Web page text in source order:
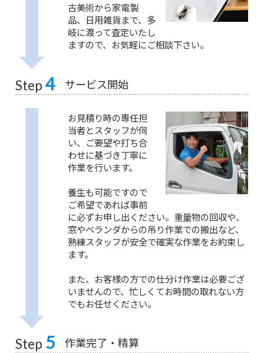
古美術から家電製
品、日用雑貨まで、多
岐に渡って査定いたし
ますので、お気軽にご相談下さい。
Step 4 サービス開始
お見積り時の専任担
当者とスタッフが伺
い、ご要望や打ち合
わせに基づき丁寧に
作業を行います。
養生も可能ですので
ご希望であれば事前
に必ずお申し出ください。重量物の回収や、
窓やベランダからの吊り作業での搬出など、
熟練スタッフが安全で確実な作業をお約束し
ます。
また、お客様の方での仕分け作業は必要ござ
いませんので、忙しくてお時間の取れない方
でもお任せください。
Step 5 作業完了・精算